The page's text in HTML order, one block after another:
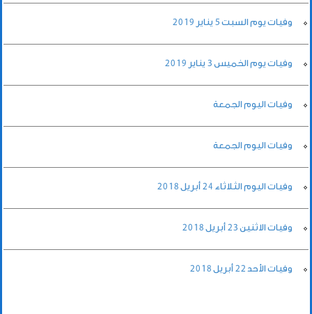
وفيات يوم السبت 5 يناير 2019
وفيات يوم الخميس 3 يناير 2019
وفيات اليوم الجمعة
وفيات اليوم الجمعة
وفيات اليوم الثلاثاء 24 أبريل 2018
وفيات الاثنين 23 أبريل 2018
وفيات الأحد 22 أبريل 2018